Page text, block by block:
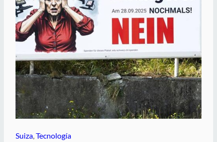
Suiza, Tecnología